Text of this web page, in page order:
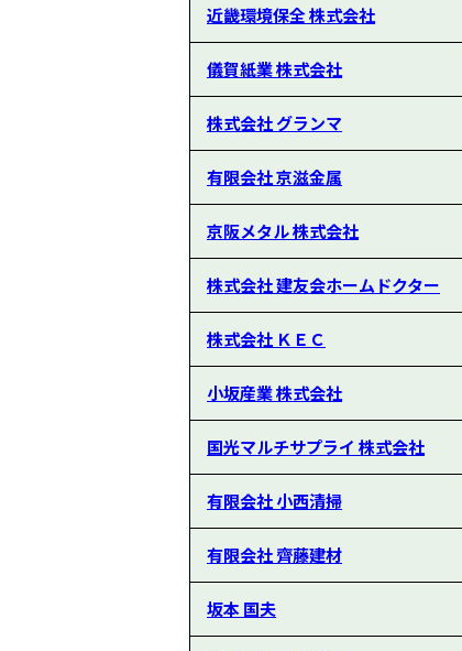
近畿環境保全 株式会社
儀賀紙業 株式会社
株式会社 グランマ
有限会社 京滋金属
京阪メタル 株式会社
株式会社 建友会ホームドクター
株式会社 ＫＥＣ
小坂産業 株式会社
国光マルチサプライ 株式会社
有限会社 小西清掃
有限会社 齊藤建材
坂本 国夫